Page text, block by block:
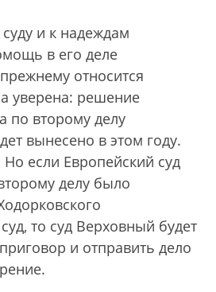
и к надеждам
в его деле
относится
уверена: решение
по второму делу
вынесено в этом году.
если Европейский суд
делу было
то суд Верховный будет
и отправить дело